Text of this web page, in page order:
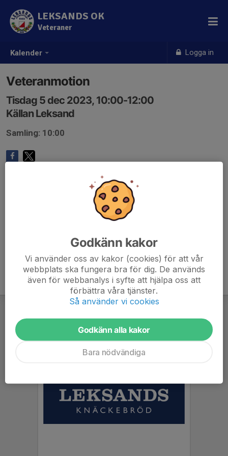
Kalender Logga in
LEKSANDS OK
Veteraner
Veteranmotion
Tisdag 5 dec 2023, 10:00-12:00
Källan Leksand
Samling: 10:00
Godkänn kakor
Vi använder oss av kakor (cookies) för att vår
webbplats ska fungera bra för dig. De används
även för webbanalys i syfte att hjälpa oss att
förbättra våra tjänster.
Så använder vi cookies
Godkänn alla kakor
Bara nödvändiga